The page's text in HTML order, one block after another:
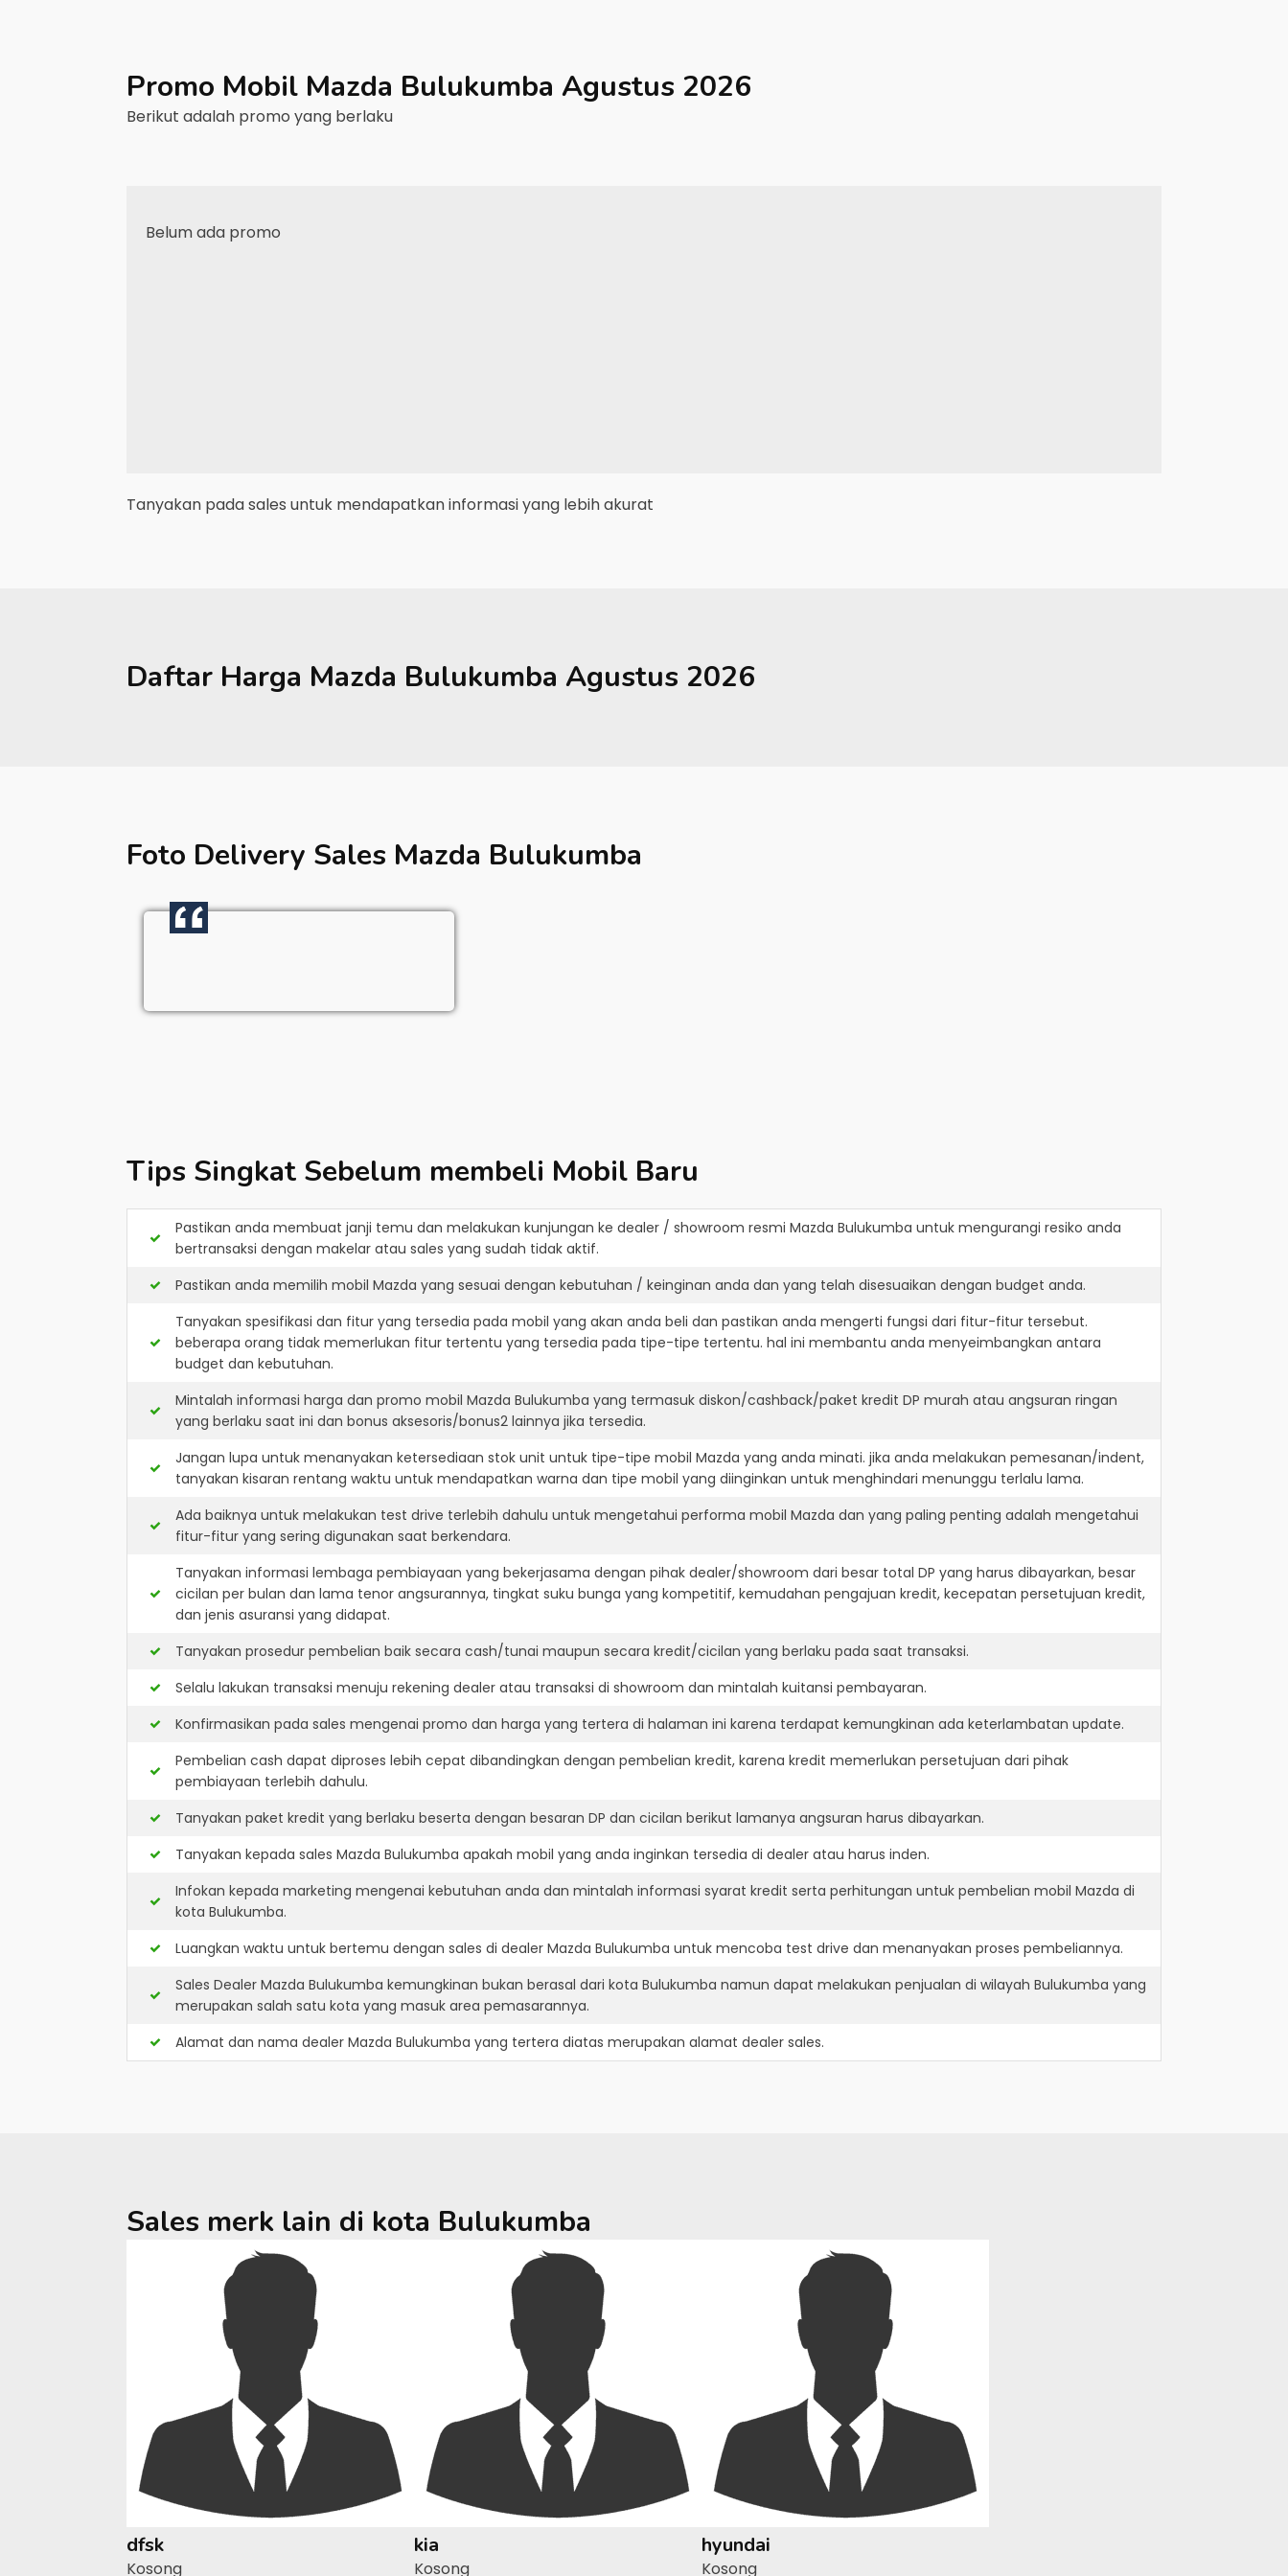
Promo Mobil Mazda Bulukumba Agustus 2026
Berikut adalah promo yang berlaku
Belum ada promo
Tanyakan pada sales untuk mendapatkan informasi yang lebih akurat
Daftar Harga Mazda Bulukumba Agustus 2026
Foto Delivery Sales Mazda Bulukumba
Tips Singkat Sebelum membeli Mobil Baru
Pastikan anda membuat janji temu dan melakukan kunjungan ke dealer / showroom resmi Mazda Bulukumba untuk mengurangi resiko anda
bertransaksi dengan makelar atau sales yang sudah tidak aktif.
Pastikan anda memilih mobil Mazda yang sesuai dengan kebutuhan / keinginan anda dan yang telah disesuaikan dengan budget anda.
Tanyakan spesifikasi dan fitur yang tersedia pada mobil yang akan anda beli dan pastikan anda mengerti fungsi dari fitur-fitur tersebut.
beberapa orang tidak memerlukan fitur tertentu yang tersedia pada tipe-tipe tertentu. hal ini membantu anda menyeimbangkan antara
budget dan kebutuhan.
Mintalah informasi harga dan promo mobil Mazda Bulukumba yang termasuk diskon/cashback/paket kredit DP murah atau angsuran ringan
yang berlaku saat ini dan bonus aksesoris/bonus2 lainnya jika tersedia.
Jangan lupa untuk menanyakan ketersediaan stok unit untuk tipe-tipe mobil Mazda yang anda minati. jika anda melakukan pemesanan/indent,
tanyakan kisaran rentang waktu untuk mendapatkan warna dan tipe mobil yang diinginkan untuk menghindari menunggu terlalu lama.
Ada baiknya untuk melakukan test drive terlebih dahulu untuk mengetahui performa mobil Mazda dan yang paling penting adalah mengetahui
fitur-fitur yang sering digunakan saat berkendara.
Tanyakan informasi lembaga pembiayaan yang bekerjasama dengan pihak dealer/showroom dari besar total DP yang harus dibayarkan, besar
cicilan per bulan dan lama tenor angsurannya, tingkat suku bunga yang kompetitif, kemudahan pengajuan kredit, kecepatan persetujuan kredit,
dan jenis asuransi yang didapat.
Tanyakan prosedur pembelian baik secara cash/tunai maupun secara kredit/cicilan yang berlaku pada saat transaksi.
Selalu lakukan transaksi menuju rekening dealer atau transaksi di showroom dan mintalah kuitansi pembayaran.
Konfirmasikan pada sales mengenai promo dan harga yang tertera di halaman ini karena terdapat kemungkinan ada keterlambatan update.
Pembelian cash dapat diproses lebih cepat dibandingkan dengan pembelian kredit, karena kredit memerlukan persetujuan dari pihak
pembiayaan terlebih dahulu.
Tanyakan paket kredit yang berlaku beserta dengan besaran DP dan cicilan berikut lamanya angsuran harus dibayarkan.
Tanyakan kepada sales Mazda Bulukumba apakah mobil yang anda inginkan tersedia di dealer atau harus inden.
Infokan kepada marketing mengenai kebutuhan anda dan mintalah informasi syarat kredit serta perhitungan untuk pembelian mobil Mazda di
kota Bulukumba.
Luangkan waktu untuk bertemu dengan sales di dealer Mazda Bulukumba untuk mencoba test drive dan menanyakan proses pembeliannya.
Sales Dealer Mazda Bulukumba kemungkinan bukan berasal dari kota Bulukumba namun dapat melakukan penjualan di wilayah Bulukumba yang
merupakan salah satu kota yang masuk area pemasarannya.
Alamat dan nama dealer Mazda Bulukumba yang tertera diatas merupakan alamat dealer sales.
Sales merk lain di kota Bulukumba
dfsk
Kosong
kia
Kosong
hyundai
Kosong